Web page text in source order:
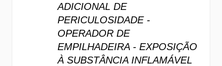
ADICIONAL DE
PERICULOSIDADE -
OPERADOR DE
EMPILHADEIRA - EXPOSIÇÃO
À SUBSTÂNCIA INFLAMÁVEL